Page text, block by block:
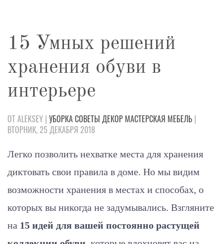
15 Умных решений
хранения обуви в
интерьере
ОТ ALEKSEY | УБОРКАСОВЕТЫ ДЕКОР МАСТЕРСКАЯ МЕБЕЛЬ |
ВТОРНИК, 25 ДЕКАБРЯ 2018
Легко позволить нехватке места для хранения
диктовать свои правила в доме. Но мы видим
возможности хранения в местах и способах, о
которых вы никогда не задумывались. Взгляните
на 15 идей для вашей постоянно растущей